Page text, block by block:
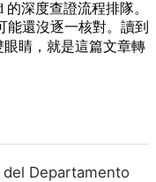
深度查證流程排隊。
能還沒逐一核對。讀到
睛，就是這篇文章轉
Departamento